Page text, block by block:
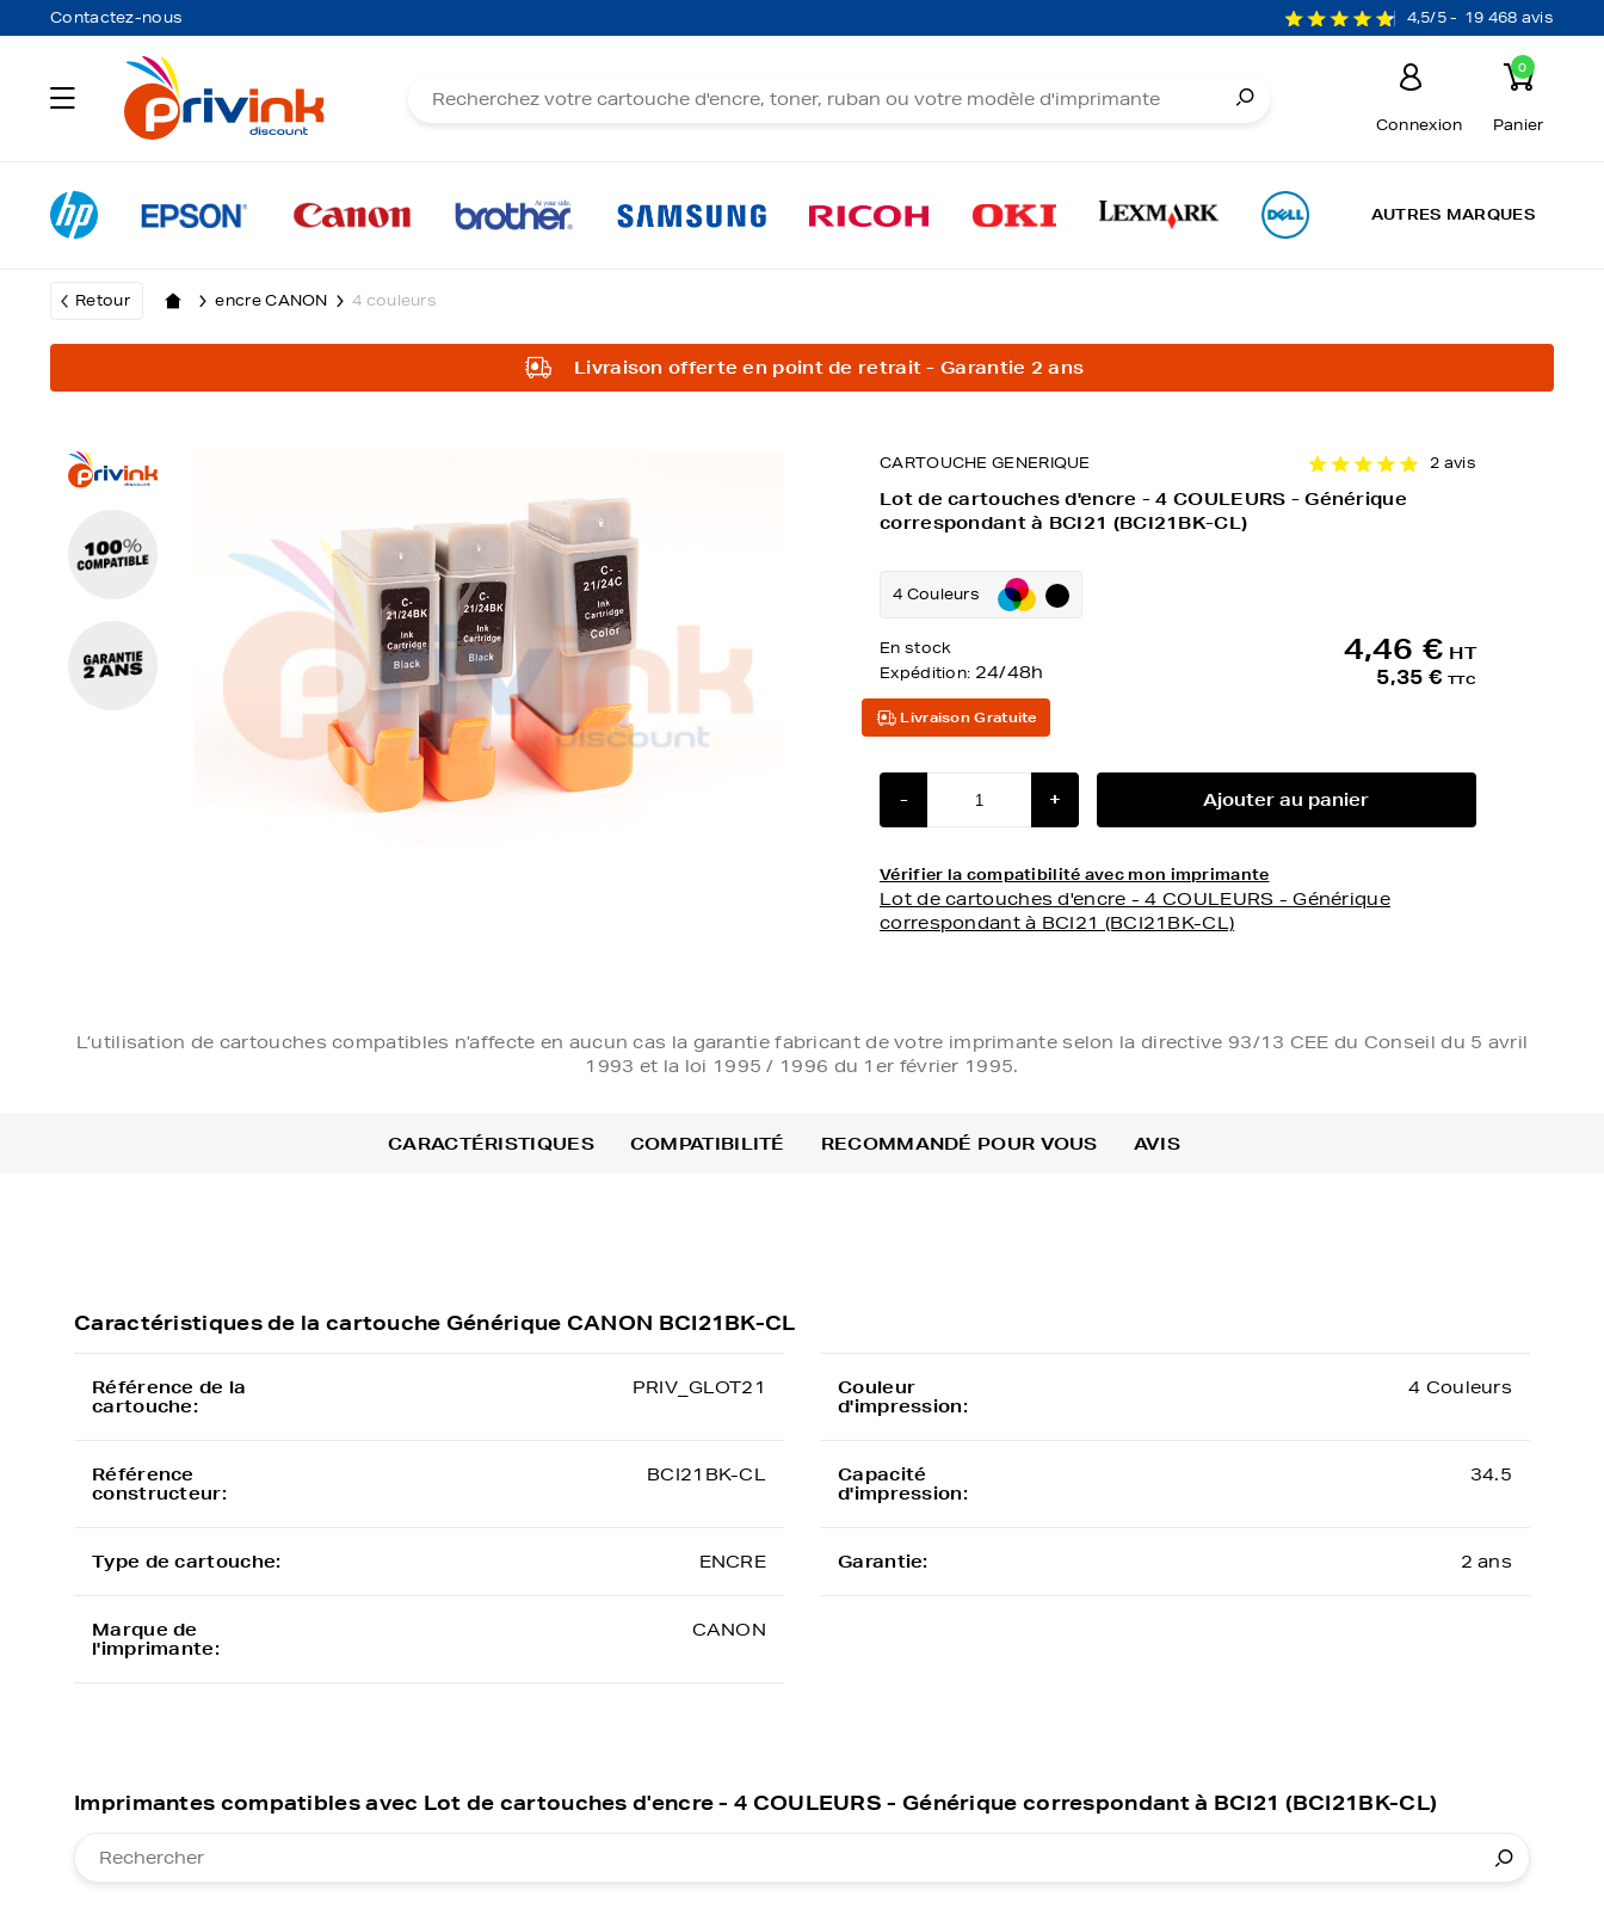
Contactez-nous 4,5/5 - 19 468 avis
Connexion
0
Panier
AUTRES MARQUES
Retour encre CANON 4 couleurs
Livraison offerte en point de retrait - Garantie 2 ans
CARTOUCHE GENERIQUE 2 avis
Lot de cartouches d'encre - 4 COULEURS - Générique
correspondant à BCI21 (BCI21BK-CL)
4 Couleurs
En stock
Expédition: 24/48h
4,46 € HT
5,35 € TTC
Livraison Gratuite
- + Ajouter au panier
Vérifier la compatibilité avec mon imprimante
Lot de cartouches d'encre - 4 COULEURS - Générique
correspondant à BCI21 (BCI21BK-CL)
L’utilisation de cartouches compatibles n’affecte en aucun cas la garantie fabricant de votre imprimante selon la directive 93/13 CEE du Conseil du 5 avril
1993 et la loi 1995 / 1996 du 1er février 1995.
CARACTÉRISTIQUES COMPATIBILITÉ RECOMMANDÉ POUR VOUS AVIS
Caractéristiques de la cartouche Générique CANON BCI21BK-CL
Référence de la
cartouche:
PRIV_GLOT21
Référence
constructeur:
BCI21BK-CL
Type de cartouche: ENCRE
Marque de
l'imprimante:
CANON
Couleur
d'impression:
4 Couleurs
Capacité
d'impression:
34.5
Garantie: 2 ans
Imprimantes compatibles avec Lot de cartouches d'encre - 4 COULEURS - Générique correspondant à BCI21 (BCI21BK-CL)